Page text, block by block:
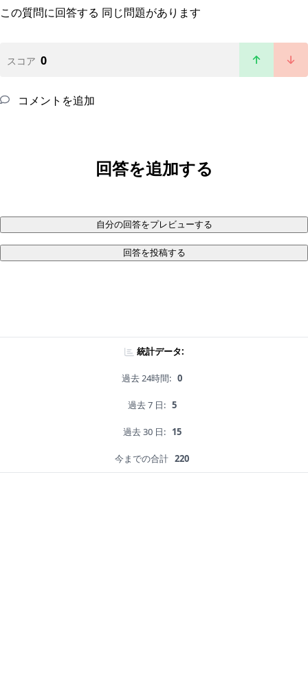
この質問に回答する 同じ問題があります
スコア 0
コメントを追加
回答を追加する
自分の回答をプレビューする
回答を投稿する
統計データ:
過去 24時間: 0
過去 7 日: 5
過去 30 日: 15
今までの合計 220